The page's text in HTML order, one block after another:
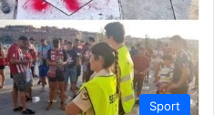
Sport